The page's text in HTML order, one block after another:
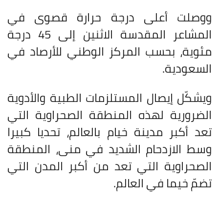
ووصلت أعلى درجة حرارة قصوى في
المشاعر المقدسة الاثنين إلى 45 درجة
مئوية، بحسب المركز الوطني للأرصاد في
السعودية.
ويشكّل إيصال المستلزمات الطبية والأدوية
الضرورية لهذه المنطقة الصحراوية التي
تعد أكبر مدينة خيام بالعالم، تحديا كبيرا
وسط الازدحام الشديد في منى، المنطقة
الصحراوية التي تعد من أكبر المدن التي
تضمّ خيما في العالم.